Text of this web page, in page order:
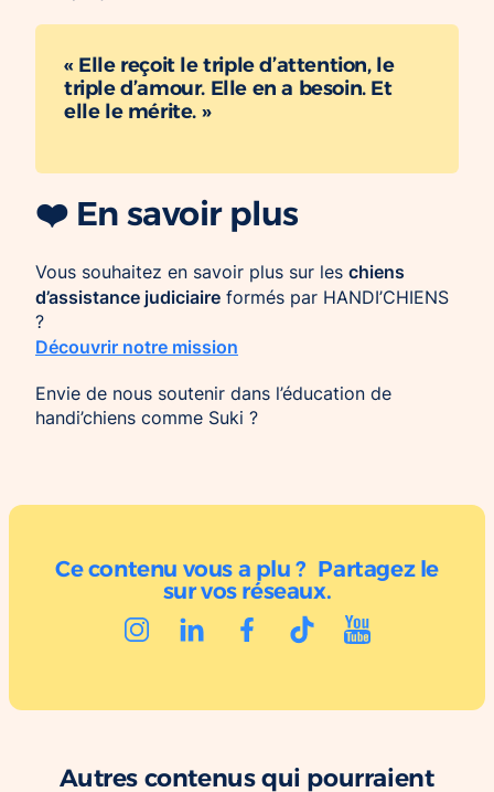
« Elle reçoit le triple d’attention, le
triple d’amour. Elle en a besoin. Et
elle le mérite. »
❤️ En savoir plus
Vous souhaitez en savoir plus sur les chiens
d’assistance judiciaire formés par HANDI’CHIENS
?
Découvrir notre mission
Envie de nous soutenir dans l’éducation de
handi’chiens comme Suki ?
Ce contenu vous a plu ? Partagez le
sur vos réseaux.
Autres contenus qui pourraient